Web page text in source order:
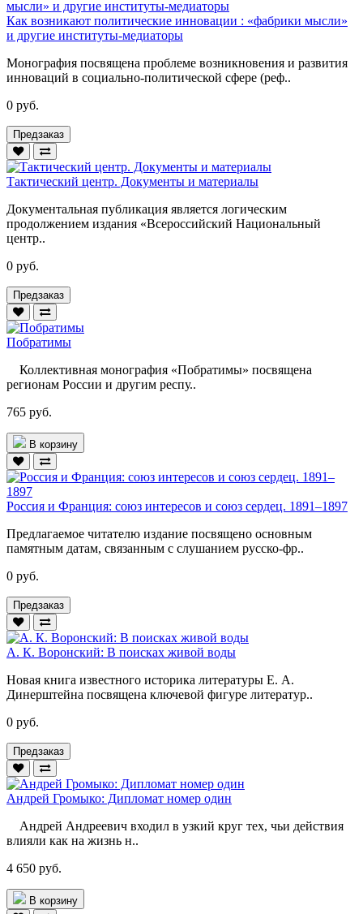
Как возникают политические инновации : «фабрики мысли»
и другие институты-медиаторы
Монография посвящена проблеме возникновения и развития
инноваций в социально-политической сфере (реф..
0 руб.
Предзаказ
Тактический центр. Документы и материалы
Документальная публикация является логическим
продолжением издания «Всероссийский Национальный
центр..
0 руб.
Предзаказ
Побратимы
Коллективная монография «Побратимы» посвящена
регионам России и другим респу..
765 руб.
В корзину
Россия и Франция: союз интересов и союз сердец. 1891–1897
Предлагаемое читателю издание посвящено основным
памятным датам, связанным с слушанием русско-фр..
0 руб.
Предзаказ
А. К. Воронский: В поисках живой воды
Новая книга известного историка литературы Е. А.
Динерштейна посвящена ключевой фигуре литератур..
0 руб.
Предзаказ
Андрей Громыко: Дипломат номер один
Андрей Андреевич входил в узкий круг тех, чьи действия
влияли как на жизнь н..
4 650 руб.
В корзину